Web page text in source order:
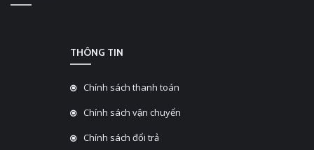
THÔNG TIN
Chính sách thanh toán
Chính sách vận chuyển
Chính sách đổi trả